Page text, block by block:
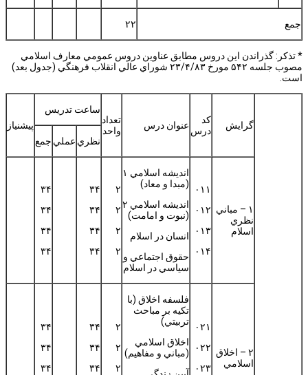
جمع ۲۲
* تذكر: گذراندن اين دروس مطابق عناوين دروس عمومي معارف اسلامي
مصوب جلسه ۵۴۲ مورخ ۲۳/۴/۸۳ شوراي عالي انقلاب فرهنگي (جدول بعد)
است.
گرايش
كد
درس عنوان درس
تعداد
واحد
ساعت تدريس
پيشنياز
نظري عملي جمع
۱ – مباني
نظري
اسلام
۰۱۱
۰۱۲
۰۱۳
۰۱۴
انديشه اسلامي ۱
(مبدا و معاد)
انديشه اسلامي ۲
(نبوت و امامت)
انسان در اسلام
حقوق اجتماعي و
سياسي در اسلام
۲
۲
۲
۲
۳۴
۳۴
۳۴
۳۴
۳۴
۳۴
۳۴
۳۴
۲ – اخلاق
اسلامي
۰۲۱
۰۲۲
۰۲۳
فلسفه اخلاق (با
تكيه بر مباحث
تربيتي)
اخلاق اسلامي
(مباني و مفاهيم)
۲
۲
۲
۳۴
۳۴
۳۴
۳۴
۳۴
۳۴